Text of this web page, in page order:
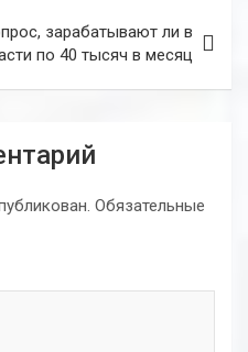
зарабатывают ли в
по 40 тысяч в месяц
Обязательные